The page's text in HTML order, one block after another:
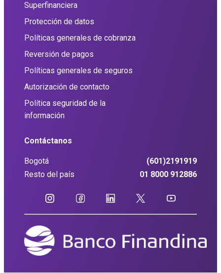
Superfinanciera
Protección de datos
Políticas generales de cobranza
Reversión de pagos
Políticas generales de seguros
Autorización de contacto
Política seguridad de la
información
Contáctanos
Bogotá
(601)2191919
Resto del país
01 8000 912886